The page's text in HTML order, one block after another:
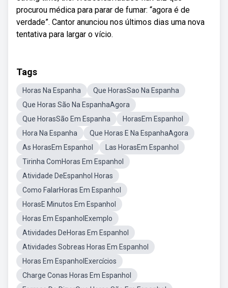
procurou médica para parar de fumar: “agora é de
verdade”. Cantor anunciou nos últimos dias uma nova
tentativa para largar o vício.
Tags
Horas Na Espanha
Que HorasSao Na Espanha
Que Horas São Na EspanhaAgora
Que HorasSão Em Espanha
HorasEm Espanhol
Hora Na Espanha
Que Horas E Na EspanhaAgora
As HorasEm Espanhol
Las HorasEm Espanhol
Tirinha ComHoras Em Espanhol
Atividade DeEspanhol Horas
Como FalarHoras Em Espanhol
HorasE Minutos Em Espanhol
Horas Em EspanholExemplo
Atividades DeHoras Em Espanhol
Atividades Sobreas Horas Em Espanhol
Horas Em EspanholExercícios
Charge Conas Horas Em Espanhol